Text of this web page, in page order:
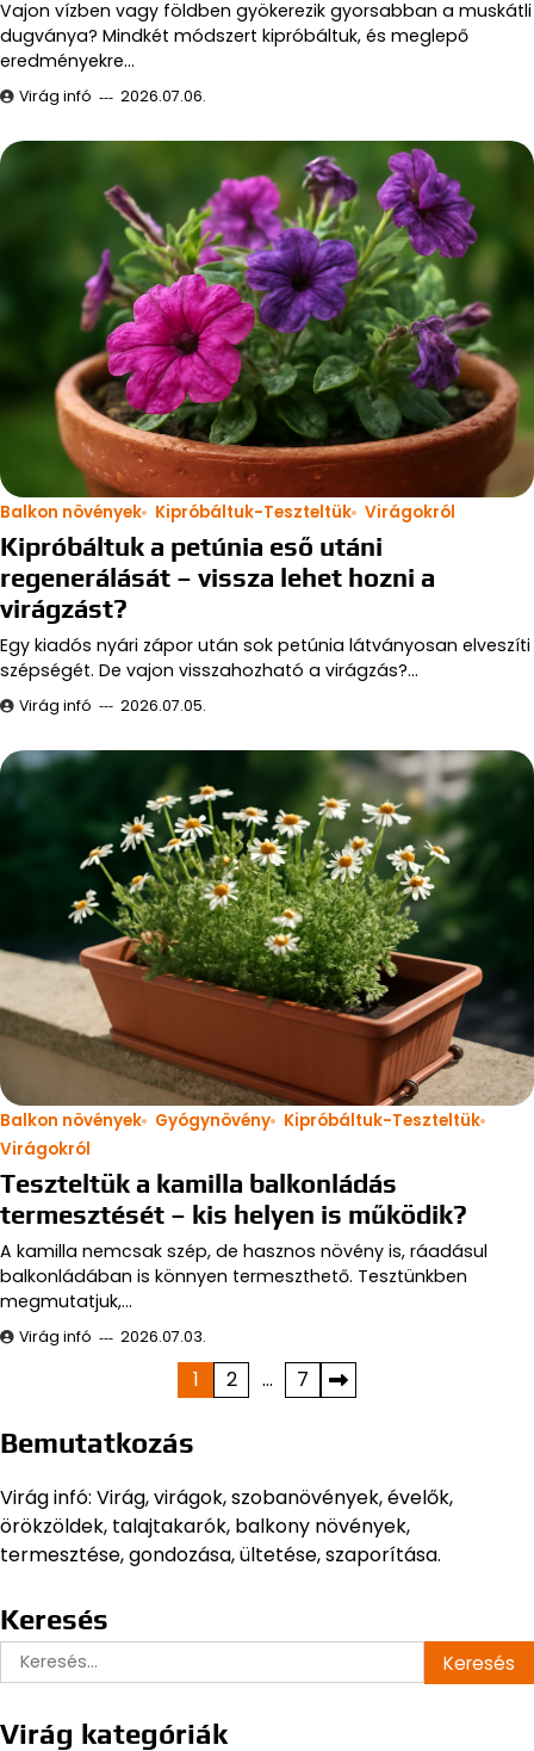
Vajon vízben vagy földben gyökerezik gyorsabban a muskátli
dugványa? Mindkét módszert kipróbáltuk, és meglepő
eredményekre…
Virág infó 2026.07.06.
Balkon növények Kipróbáltuk-Teszteltük Virágokról
Kipróbáltuk a petúnia eső utáni
regenerálását – vissza lehet hozni a
virágzást?
Egy kiadós nyári zápor után sok petúnia látványosan elveszíti
szépségét. De vajon visszahozható a virágzás?…
Virág infó 2026.07.05.
Balkon növények Gyógynövény
Kipróbáltuk-Teszteltük
Virágokról
Teszteltük a kamilla balkonládás
termesztését – kis helyen is működik?
A kamilla nemcsak szép, de hasznos növény is, ráadásul
balkonládában is könnyen termeszthető. Tesztünkben
megmutatjuk,…
Virág infó 2026.07.03.
lapozása
1 2 … 7
Bemutatkozás
Virág infó: Virág, virágok, szobanövények, évelők,
örökzöldek, talajtakarók, balkony növények,
termesztése, gondozása, ültetése, szaporítása.
Keresés
Keresés:
Virág kategóriák